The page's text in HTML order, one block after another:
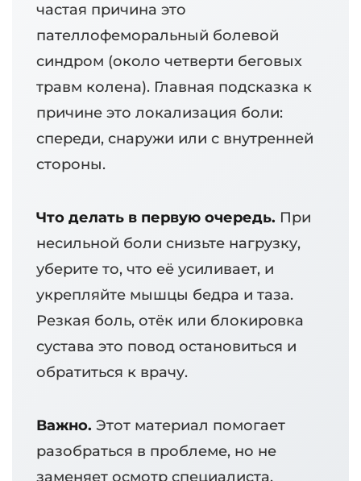
частая причина это
пателлофеморальный болевой
синдром (около четверти беговых
травм колена). Главная подсказка к
причине это локализация боли:
спереди, снаружи или с внутренней
стороны.
Что делать в первую очередь. При
несильной боли снизьте нагрузку,
уберите то, что её усиливает, и
укрепляйте мышцы бедра и таза.
Резкая боль, отёк или блокировка
сустава это повод остановиться и
обратиться к врачу.
Важно. Этот материал помогает
разобраться в проблеме, но не
заменяет осмотр специалиста.